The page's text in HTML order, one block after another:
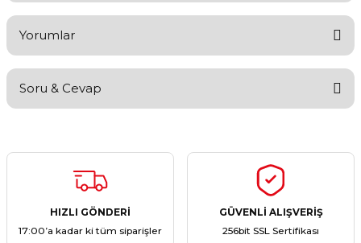
Yorumlar
Yorum Yaz
Soru & Cevap
Ürün hakkında henüz soru sorulmamış.
HIZLI GÖNDERİ
17:00’a kadar ki tüm siparişler
GÜVENLİ ALIŞVERİŞ
256bit SSL Sertifikası